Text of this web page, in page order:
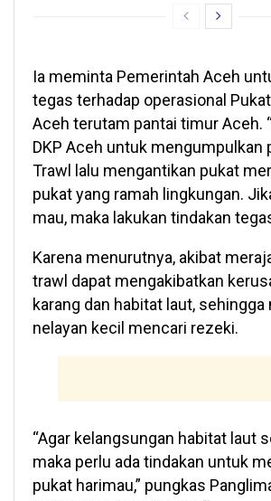
Ia meminta Pemerintah Aceh
tegas terhadap operasional
Aceh terutam pantai timur Aceh.
DKP Aceh untuk mengumpulkan
Trawl lalu mengantikan pukat
pukat yang ramah lingkungan.
mau, maka lakukan tindakan
Karena menurutnya, akibat
trawl dapat mengakibatkan
karang dan habitat laut,
nelayan kecil mencari rezeki.
“Agar kelangsungan habitat laut
maka perlu ada tindakan untuk
pukat harimau,” pungkas